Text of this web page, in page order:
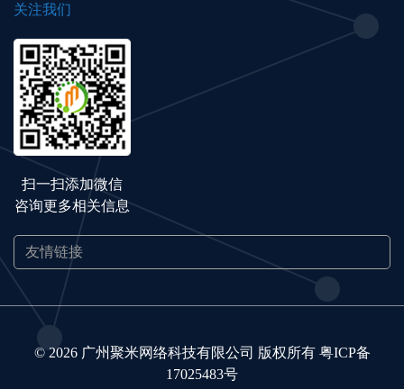
关注我们
扫一扫添加微信
咨询更多相关信息
© 2026 广州聚米网络科技有限公司 版权所有 粤ICP备
17025483号